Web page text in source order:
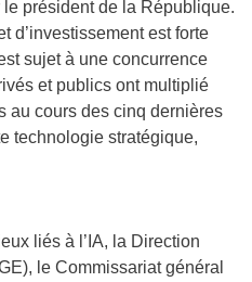
président de la République.
d’investissement est forte
sujet à une concurrence
et publics ont multiplié
au cours des cinq dernières
technologie stratégique,
liés à l’IA, la Direction
le Commissariat général